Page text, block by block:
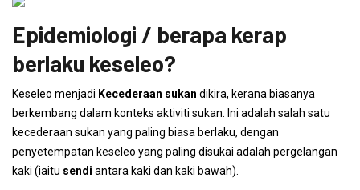
Epidemiologi / berapa kerap
berlaku keseleo?
Keseleo menjadi Kecederaan sukan dikira, kerana biasanya
berkembang dalam konteks aktiviti sukan. Ini adalah salah satu
kecederaan sukan yang paling biasa berlaku, dengan
penyetempatan keseleo yang paling disukai adalah pergelangan
kaki (iaitu sendi antara kaki dan kaki bawah).